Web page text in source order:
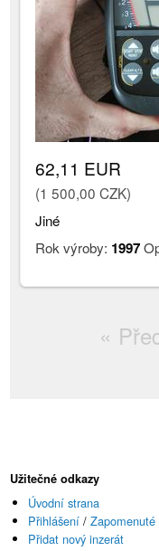
62,11 EUR
(1 500,00 CZK)
Jiné
Rok výroby: 1997
Užitečné odkazy
Úvodní strana
Přihlášení /Zapomenuté
Přidat nový inzerát